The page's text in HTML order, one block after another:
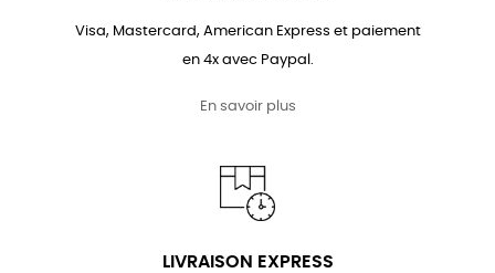
Visa, Mastercard, American Express et paiement
en 4x avec Paypal.
En savoir plus
LIVRAISON EXPRESS